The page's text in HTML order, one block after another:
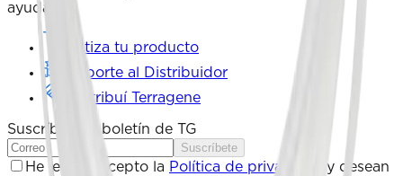
ayudarte.
cotiza tu producto
Soporte al Distribuidor
Distribuí Terragene
Suscríbete al boletín de TG
Suscríbete
He leído y acepto la Política de privacidad
y desean